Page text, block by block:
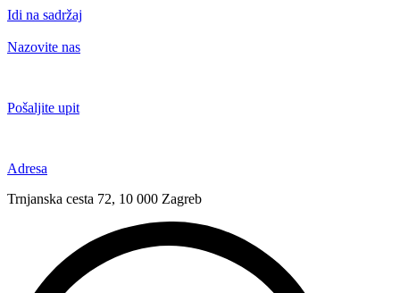
Idi na sadržaj
Nazovite nas
Pošaljite upit
Adresa
Trnjanska cesta 72, 10 000 Zagreb